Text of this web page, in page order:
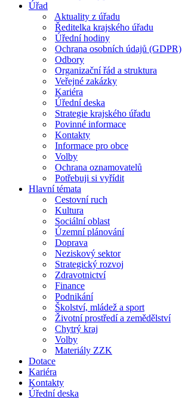
Úřad
Aktuality z úřadu
Ředitelka krajského úřadu
Úřední hodiny
Ochrana osobních údajů (GDPR)
Odbory
Organizační řád a struktura
Veřejné zakázky
Kariéra
Úřední deska
Strategie krajského úřadu
Povinné informace
Kontakty
Informace pro obce
Volby
Ochrana oznamovatelů
Potřebuji si vyřídit
Hlavní témata
Cestovní ruch
Kultura
Sociální oblast
Územní plánování
Doprava
Neziskový sektor
Strategický rozvoj
Zdravotnictví
Finance
Podnikání
Školství, mládež a sport
Životní prostředí a zemědělství
Chytrý kraj
Volby
Materiály ZZK
Dotace
Kariéra
Kontakty
Úřední deska